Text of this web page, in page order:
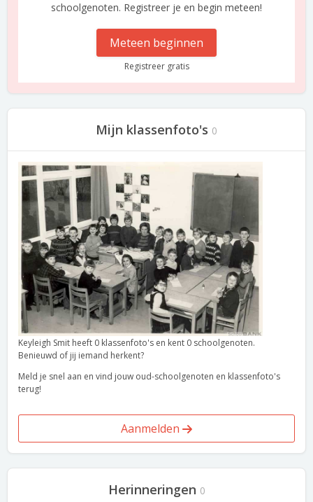
schoolgenoten. Registreer je en begin meteen!
Meteen beginnen
Registreer gratis
Mijn klassenfoto's 0
Keyleigh Smit heeft 0 klassenfoto's en kent 0 schoolgenoten.
Benieuwd of jij iemand herkent?
Meld je snel aan en vind jouw oud-schoolgenoten en klassenfoto's
terug!
Aanmelden
Herinneringen 0